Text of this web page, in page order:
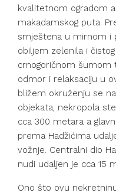
kvalitetnom ogradom
makadamskog puta.
smještena u mirnom i
obiljem zelenila i
crnogoričnom šumom
odmor i relaksaciju u
bližem okruženju se
objekata, nekropola
cca 300 metara a
prema Hadžićima
vožnje. Centralni dio
nudi udaljen je cca 15
Ono što ovu